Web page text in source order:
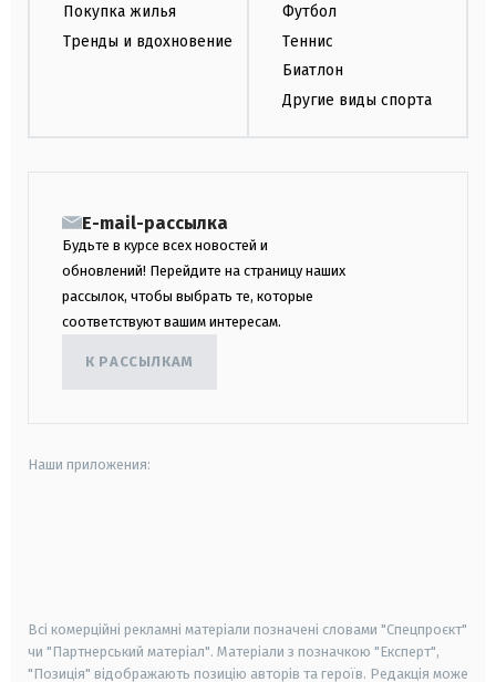
Покупка жилья
Тренды и вдохновение
Футбол
Теннис
Биатлон
Другие виды спорта
E-mail-рассылка
Будьте в курсе всех новостей и
обновлений! Перейдите на страницу наших
рассылок, чтобы выбрать те, которые
соответствуют вашим интересам.
К РАССЫЛКАМ
Наши приложения:
Всі комерційні рекламні матеріали позначені словами "Спецпроєкт"
чи "Партнерський матеріал". Матеріали з позначкою "Експерт",
"Позиція" відображають позицію авторів та героїв. Редакція може